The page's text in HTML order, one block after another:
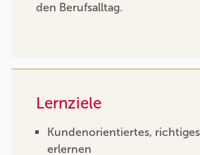
den Berufsalltag.
Lernziele
Kundenorientiertes,
erlernen